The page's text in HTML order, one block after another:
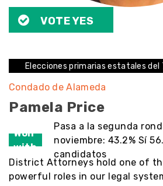
VOTE YES
Elecciones primarias estatales del
Condado de Alameda
Pamela Price
Won
with
Pasa a la segunda
noviembre: 43.2% Sí
candidatos
District Attorneys hold one of
powerful roles in our legal